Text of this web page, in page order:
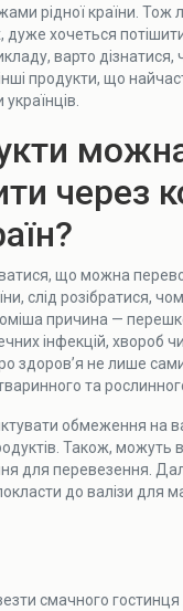
рідної країни. Тож
дуже хочеться
варто
продукти, що
через
що можна
слід розібратися,
причина —
інфекцій, хвороб чи
здоров’я не лише
та
обмеження на
Також, можуть
для перевезення.
до валізи для
смачного